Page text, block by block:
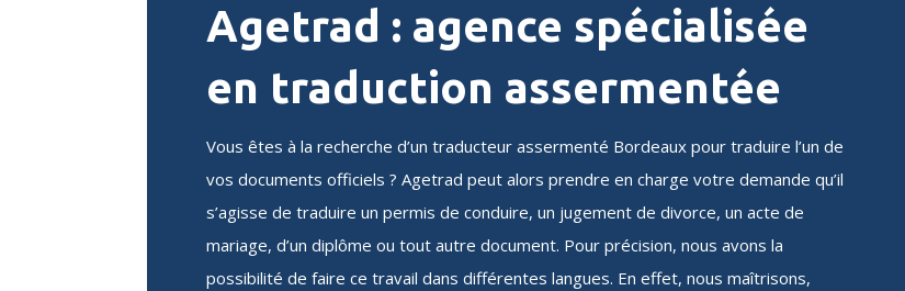
Agetrad : agence spécialisée
en traduction assermentée
Vous êtes à la recherche d’un traducteur assermenté Bordeaux pour traduire l’un de
vos documents officiels ? Agetrad peut alors prendre en charge votre demande qu’il
s’agisse de traduire un permis de conduire, un jugement de divorce, un acte de
mariage, d’un diplôme ou tout autre document. Pour précision, nous avons la
possibilité de faire ce travail dans différentes langues. En effet, nous maîtrisons,